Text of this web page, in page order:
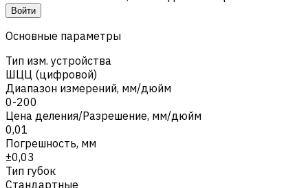
Войти
Основные параметры
Тип изм. устройства
ШЦЦ (цифровой)
Диапазон измерений, мм/дюйм
0-200
Цена деления/Разрешение, мм/дюйм
0,01
Погрешность, мм
±0,03
Тип губок
Стандартные